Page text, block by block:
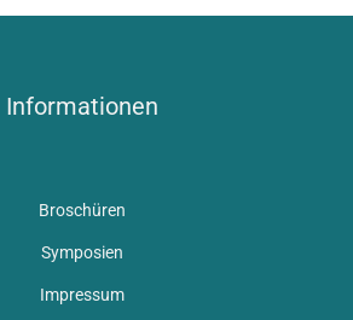
Informationen
Broschüren
Symposien
Impressum